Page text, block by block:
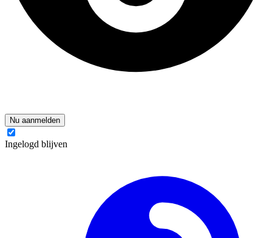
Nu aanmelden
Ingelogd blijven